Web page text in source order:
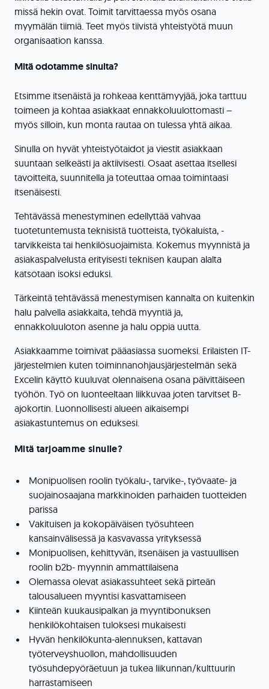
missä hekin ovat. Toimit tarvittaessa myös osana
myymälän tiimiä. Teet myös tiivistä yhteistyötä muun
organisaation kanssa.
Mitä odotamme sinulta?
Etsimme itsenäistä ja rohkeaa kenttämyyjää, joka tarttuu
toimeen ja kohtaa asiakkaat ennakkoluulottomasti –
myös silloin, kun monta rautaa on tulessa yhtä aikaa.
Sinulla on hyvät yhteistyötaidot ja viestit asiakkaan
suuntaan selkeästi ja aktiivisesti. Osaat asettaa itsellesi
tavoitteita, suunnitella ja toteuttaa omaa toimintaasi
itsenäisesti.
Tehtävässä menestyminen edellyttää vahvaa
tuotetuntemusta teknisistä tuotteista, työkaluista, -
tarvikkeista tai henkilösuojaimista. Kokemus myynnistä ja
asiakaspalvelusta erityisesti teknisen kaupan alalta
katsotaan isoksi eduksi.
Tärkeintä tehtävässä menestymisen kannalta on kuitenkin
halu palvella asiakkaita, tehdä myyntiä ja,
ennakkoluuloton asenne ja halu oppia uutta.
Asiakkaamme toimivat pääasiassa suomeksi. Erilaisten IT-
järjestelmien kuten toiminnanohjausjärjestelmän sekä
Excelin käyttö kuuluvat olennaisena osana päivittäiseen
työhön. Työ on luonteeltaan liikkuvaa joten tarvitset B-
ajokortin. Luonnollisesti alueen aikaisempi
asiakastuntemus on eduksesi.
Mitä tarjoamme sinulle?
Monipuolisen roolin työkalu-, tarvike-, työvaate- ja
suojainosaajana markkinoiden parhaiden tuotteiden
parissa
Vakituisen ja kokopäiväisen työsuhteen
kansainvälisessä ja kasvavassa yrityksessä
Monipuolisen, kehittyvän, itsenäisen ja vastuullisen
roolin b2b- myynnin ammattilaisena
Olemassa olevat asiakassuhteet sekä pirteän
talousalueen myyntisi kasvattamiseen
Kiinteän kuukausipalkan ja myyntibonuksen
henkilökohtaisen tuloksesi mukaisesti
Hyvän henkilökunta-alennuksen, kattavan
työterveyshuollon, mahdollisuuden
työsuhdepyöräetuun ja tukea liikunnan/kulttuurin
harrastamiseen